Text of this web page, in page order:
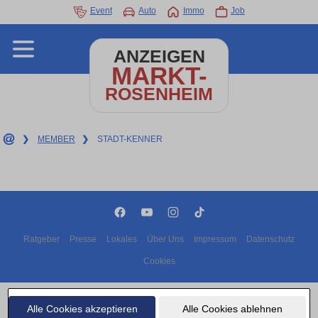
Alle Cookies akzeptieren Alle Cookies ablehnen
Event Auto Immo Job
ANZEIGEN
MARKT-
ROSENHEIM
❯ MEMBER ❯ STADT-KENNER
Ratgeber Presse Lokales Über Uns Impressum Datenschutz
Cookies